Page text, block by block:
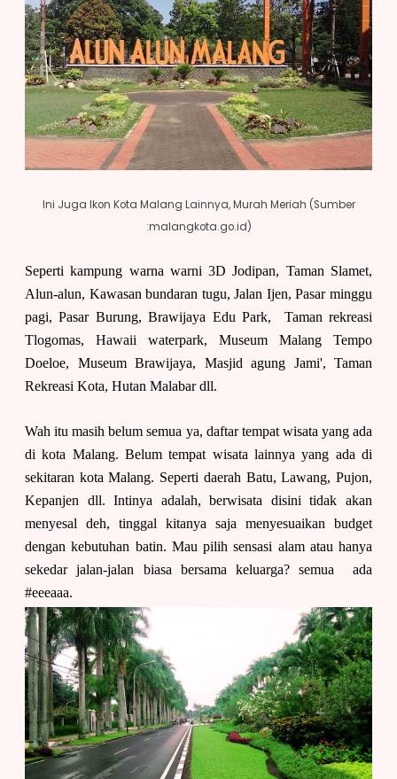
Ini Juga Ikon Kota Malang Lainnya, Murah Meriah (Sumber
:malangkota.go.id)
Seperti kampung warna warni 3D Jodipan, Taman Slamet,
Alun-alun, Kawasan bundaran tugu, Jalan Ijen, Pasar minggu
pagi, Pasar Burung, Brawijaya Edu Park, Taman rekreasi
Tlogomas, Hawaii waterpark, Museum Malang Tempo
Doeloe, Museum Brawijaya, Masjid agung Jami', Taman
Rekreasi Kota, Hutan Malabar dll.
Wah itu masih belum semua ya, daftar tempat wisata yang ada
di kota Malang. Belum tempat wisata lainnya yang ada di
sekitaran kota Malang. Seperti daerah Batu, Lawang, Pujon,
Kepanjen dll. Intinya adalah, berwisata disini tidak akan
menyesal deh, tinggal kitanya saja menyesuaikan budget
dengan kebutuhan batin. Mau pilih sensasi alam atau hanya
sekedar jalan-jalan biasa bersama keluarga? semua ada
#eeeaaa.